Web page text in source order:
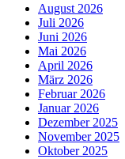
August 2026
Juli 2026
Juni 2026
Mai 2026
April 2026
März 2026
Februar 2026
Januar 2026
Dezember 2025
November 2025
Oktober 2025